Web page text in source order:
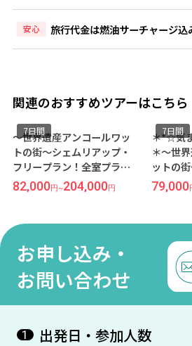
安心 旅行代金は燃油サーチャージ込
関連のおすすめツアーはこちら
～世界遺産アンコールワッ
トの街～シェムリアップ・
フリープラン！全室プライ
ベートバルコニー付きの5ッ
星ホテル『ソマデヴィ ブテ
間《関空発／ベトジェット
み●
7日間
82,000円~204,000円
＊*☆気
＊～世
ットの
プ・フリ
スタッ
テル『
ャー リ
7日間
ト利用
込み●
7日間
79,000
お申し込み・
お問い合わせ
1 出発日・参加人数